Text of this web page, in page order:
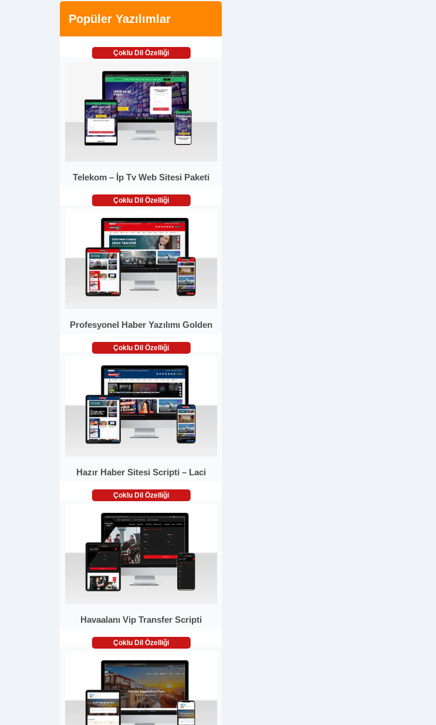
Popüler Yazılımlar
Çoklu Dil Özelliği
Telekom – İp Tv Web Sitesi Paketi
Çoklu Dil Özelliği
Profesyonel Haber Yazılımı Golden
Çoklu Dil Özelliği
Hazır Haber Sitesi Scripti – Laci
Çoklu Dil Özelliği
Havaalanı Vip Transfer Scripti
Çoklu Dil Özelliği